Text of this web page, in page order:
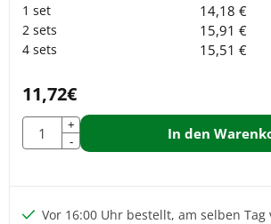
14,18 €
15,91 €
15,51 €
11,72€
Anzahl
+
-
In den
Vor 16:00 Uhr bestellt, am selben Tag